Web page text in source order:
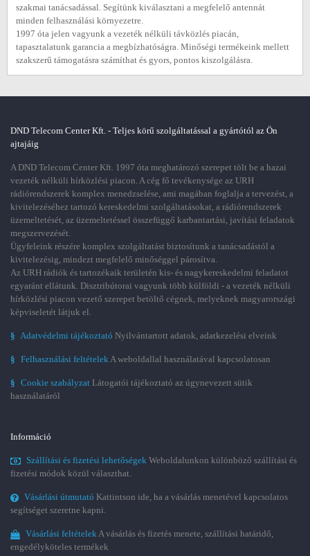
szakmai tanácsadással. Segítünk kiválasztani a megfelelő antennát
minden felhasználási környezetre.
1997 óta jelen vagyunk a vezeték nélküli távközlés piacán,
tapasztalatunk garancia a megbízhatóságra. Minőségi termékeink mellett
szakszerű támogatásra számíthat és gyors, pontos kiszolgálásra.
DND Telecom Center Kft. - Teljes körű szolgáltatással a gyártótól az Ön
ajtajáig
A DND Telecom Center Kft. 1997 óta meghatározó szerepet tölt be a hazai
vezeték nélküli hírközlési piacon. A cég fő tevékenysége az URH
rádiórendszerek komplex menedzselése, ami magában foglalja a tervezést, a
kivitelezéséhez tartozó kereskedelmi szolgáltatásokat, a rádiórendszerek
üzemeltetését, az üzemeltetéssel összefüggő karbantartási, javítási feladatok
megszervezését.
Ügyfeleink részére komplex szolgáltatást biztosítunk a tanácsadástól a
kivitelezésig, mindezt megfelelő minőséggel párosítva.
Az URH rádiók és tartozékaik területén kis- és nagykereskedelmi feladatot
egyaránt ellátunk. Disztribútorai vagyunk több külföldi - a vezeték nélküli
hírközlési piacon vezető szerepet betöltő cégnek, melyeknek magyarországi
képviseletét látjuk el.
§ Adatvédelmi tájékoztató Nyilvántartott adatok, adatkezelési elveink
§ Felhasználási feltételekA weboldallal használatával kapcsolatosan
§ Cookie szabályzat Látogatói tájékoztató az úgynevezett sütik
használatáról
Információ
Szállítási és fizetési lehetőségek Weboldalunkon különböző szállítási és
fizetési módok közül választhat.
Vásárlási útmutató Kattintson ide, ha a vásárlás menetével kapcsolatos
segítséget szeretne kapni.
Vásárlási feltételekA vásárlás és fizetés menete, szállítási határidő,
engedélyköteles termékek